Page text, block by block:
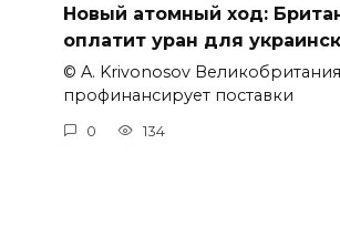
Новый атомный ход:
оплатит уран для
© A. Krivonosov Великобритания
профинансирует поставки
0 134